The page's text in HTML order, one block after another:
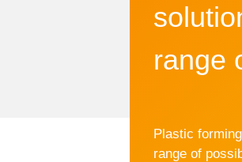
range
Plastic
range of